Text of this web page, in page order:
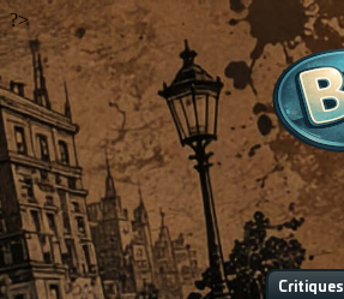
?>
Critiques